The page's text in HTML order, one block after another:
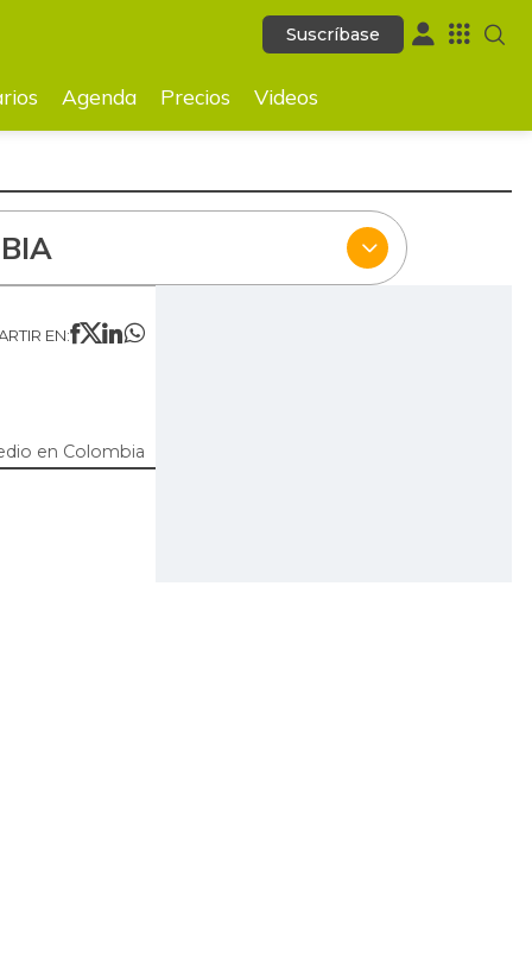
Suscríbase
Videos
Suscríbase
Agenda Precios Videos
EN:
en Colombia